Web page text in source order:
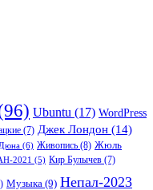
Ubuntu (17) WordPress
(7) Джек Лондон (14)
Дюна (6) Живопись (8) Жюль
2021 (5) Кир Булычев (7)
Музыка (9) Непал-2023